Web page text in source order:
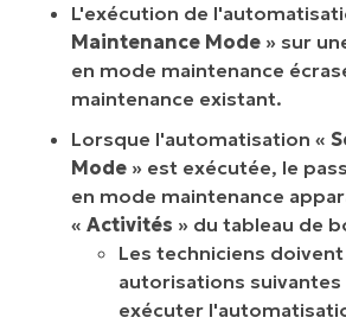
L'exécution de
Maintenance Mode » sur
en mode maintenance
maintenance existant.
Lorsque l'automatisation «
Mode » est exécutée, le
en mode maintenance
« Activités » du tableau de
Les techniciens
autorisations
exécuter